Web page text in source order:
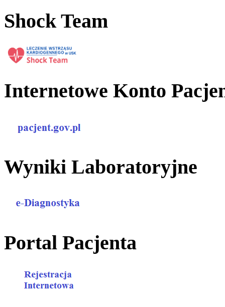
Shock Team
Internetowe Konto
Wyniki Laboratoryjne
Portal Pacjenta